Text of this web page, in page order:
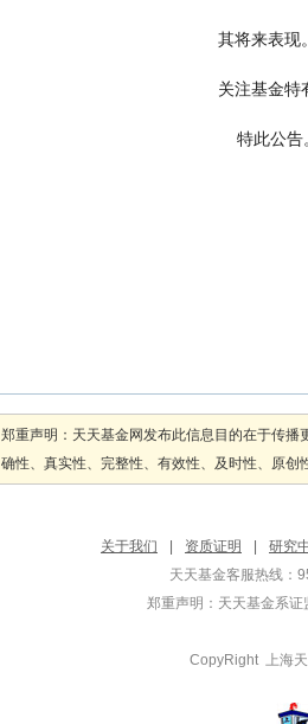
特此公
郑重声明：天天基金网发布此信息目的在于传
确性、真实性、完整性、有效性、及时性、原创
关于我们
资质证明 研究
天天基金客服热线：
郑重声明： 天天基金系
CopyRight 上海